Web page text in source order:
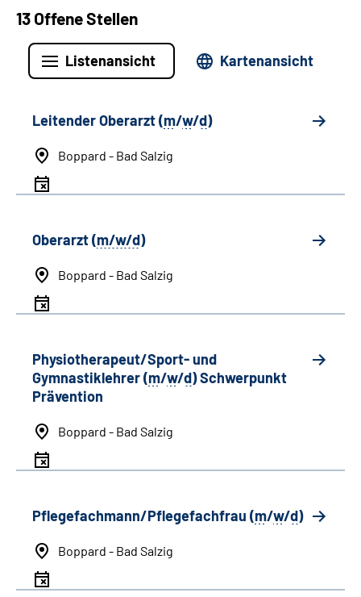
13 Offene Stellen
Listenansicht Kartenansicht
Leitender Oberarzt (m/w/d)
Boppard - Bad Salzig
Oberarzt (m/w/d)
Boppard - Bad Salzig
Physiotherapeut/Sport- und
Gymnastiklehrer (m/w/d) Schwerpunkt
Prävention
Boppard - Bad Salzig
Pflegefachmann/Pflegefachfrau (m/w/d)
Boppard - Bad Salzig